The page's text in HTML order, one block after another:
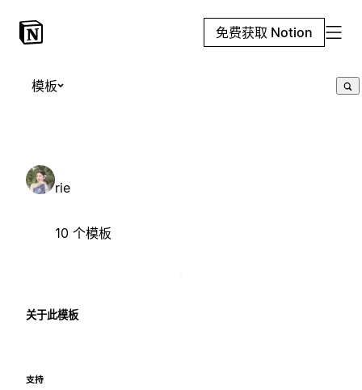
免费获取 Notion
模板
rie
10 个模板
关于此模板
支持